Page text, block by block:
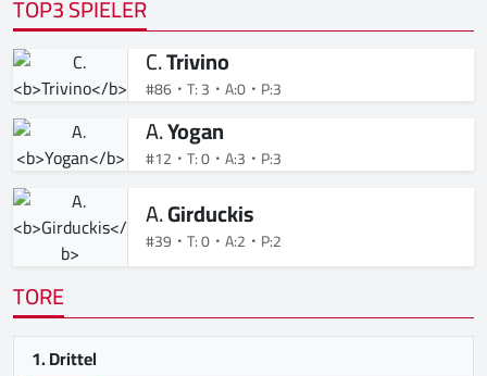
TOP3 SPIELER
C.Trivino
#86 T: 3 A:0 P:3
A.Yogan
#12 T: 0 A:3 P:3
A.Girduckis
#39 T: 0 A:2 P:2
TORE
1. Drittel